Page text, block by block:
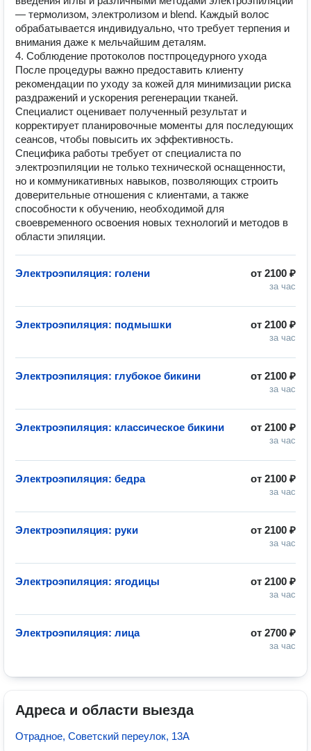
— термолизом, электролизом и blend. Каждый волос
обрабатывается индивидуально, что требует терпения и
внимания даже к мельчайшим деталям.
4. Соблюдение протоколов постпроцедурного ухода
После процедуры важно предоставить клиенту
рекомендации по уходу за кожей для минимизации риска
раздражений и ускорения регенерации тканей.
Специалист оценивает полученный результат и
корректирует планировочные моменты для последующих
сеансов, чтобы повысить их эффективность.
Специфика работы требует от специалиста по
электроэпиляции не только технической оснащенности,
но и коммуникативных навыков, позволяющих строить
доверительные отношения с клиентами, а также
способности к обучению, необходимой для
своевременного освоения новых технологий и методов в
области эпиляции.
от 2100 ₽
за час
Электроэпиляция: голени
от 2100 ₽
за час
Электроэпиляция: подмышки
от 2100 ₽
за час
Электроэпиляция: глубокое бикини
от 2100 ₽
за час
Электроэпиляция: классическое бикини
от 2100 ₽
за час
Электроэпиляция: бедра
от 2100 ₽
за час
Электроэпиляция: руки
от 2100 ₽
за час
Электроэпиляция: ягодицы
от 2700 ₽
за час
Электроэпиляция: лица
Адреса и области выезда
Отрадное, Советский переулок, 13А